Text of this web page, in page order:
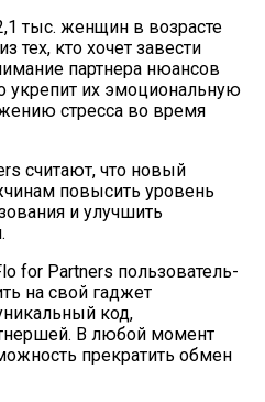
тыс. женщин в возрасте
тех, кто хочет завести
партнера нюансов
укрепит их эмоциональную
стресса во время
считают, что новый
повысить уровень
и улучшить
for Partners пользователь-
на свой гаджет
код,
В любой момент
прекратить обмен